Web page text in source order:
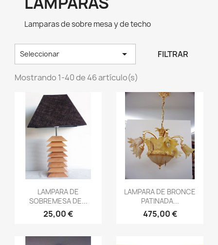
Lamparas de sobre mesa y de techo
Seleccionar  FILTRAR
Mostrando 1-40 de 46 artículo(s)
 Vista rápida
LAMPARA DE
SOBREMESA DE...
25,00 €
Vista rápida
LAMPARA DE BRONCE
PATINADA...
475,00 €